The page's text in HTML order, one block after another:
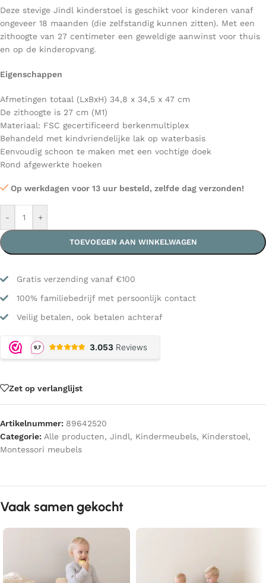
Deze stevige Jindl kinderstoel is geschikt voor kinderen vanaf
ongeveer 18 maanden (die zelfstandig kunnen zitten). Met een
zithoogte van 27 centimeter een geweldige aanwinst voor thuis
en op de kinderopvang.
Eigenschappen
Afmetingen totaal (LxBxH) 34,8 x 34,5 x 47 cm
De zithoogte is 27 cm (M1)
Materiaal: FSC gecertificeerd berkenmultiplex
Behandeld met kindvriendelijke lak op waterbasis
Eenvoudig schoon te maken met een vochtige doek
Rond afgewerkte hoeken
Op werkdagen voor 13 uur besteld, zelfde dag verzonden!
- +
TOEVOEGEN AAN WINKELWAGEN
Gratis verzending vanaf €100
100% familiebedrijf met persoonlijk contact
Veilig betalen, ook betalen achteraf
Zet op verlanglijst
Artikelnummer: 89642520
Categorie: Alle producten, Jindl, Kindermeubels, Kinderstoel,
Montessori meubels
Vaak samen gekocht